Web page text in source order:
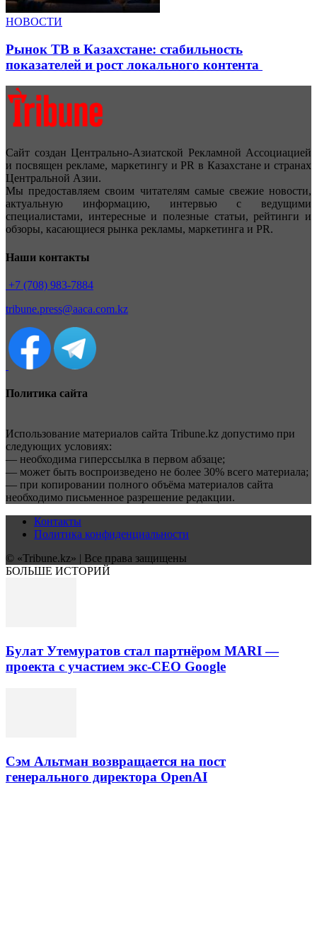
НОВОСТИ
Рынок ТВ в Казахстане: стабильность
показателей и рост локального контента
Сайт создан Центрально-Азиатской Рекламной Ассоциацией
и посвящен рекламе, маркетингу и PR в Казахстане и странах
Центральной Азии.
Мы предоставляем своим читателям самые свежие новости,
актуальную информацию, интервью с ведущими
специалистами, интересные и полезные статьи, рейтинги и
обзоры, касающиеся рынка рекламы, маркетинга и PR.
Наши контакты
+7 (708) 983-7884
tribune.press@aaca.com.kz
Политика сайта
Использование материалов сайта Tribune.kz допустимо при
следующих условиях:
— необходима гиперссылка в первом абзаце;
— может быть воспроизведено не более 30% всего материала;
— при копировании полного объёма материалов сайта
необходимо письменное разрешение редакции.
Контакты
Политика конфиденциальности
© «Tribune.kz» | Все права защищены
БОЛЬШЕ ИСТОРИЙ
Булат Утемуратов стал партнёром MARI —
проекта с участием экс-CEO Google
Сэм Альтман возвращается на пост
генерального директора OpenAI